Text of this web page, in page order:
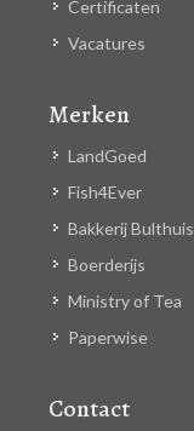
Certificaten
Vacatures
Merken
LandGoed
Fish4Ever
Bakkerij Bulthuis
Boerderijs
Ministry of Tea
Paperwise
Contact